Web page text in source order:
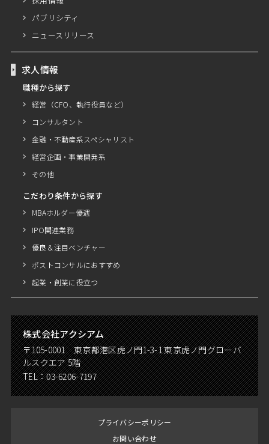
パブリシティ
ニュースリリース
求人情報
職種から探す
経営（CFO、執行役員など）
コンサルタント
金融・不動産系スペシャリスト
経営企画・事業開発系
その他
こだわり条件から探す
MBAホルダー優遇
IPO関連業務
優良＆注目ベンチャー
ポストコンサルにおすすめ
起業・創業に役立つ
株式会社アクシアム
〒105-0001 東京都港区虎ノ門1-3-1 東京虎ノ門グローバ
ルスクエア 5階
TEL：03-6206-7197
プライバシーポリシー
お問い合わせ